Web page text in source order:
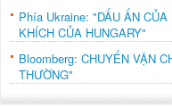
Phía Ukraine: "DẤU ẤN
KHÍCH CỦA HUNGARY"
Bloomberg: CHUYẾN VẬN
THƯỜNG"